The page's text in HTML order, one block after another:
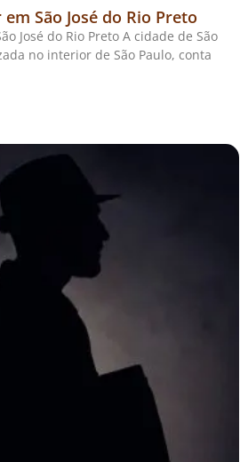
São José do Rio Preto
José do Rio Preto A cidade de São
no interior de São Paulo, conta